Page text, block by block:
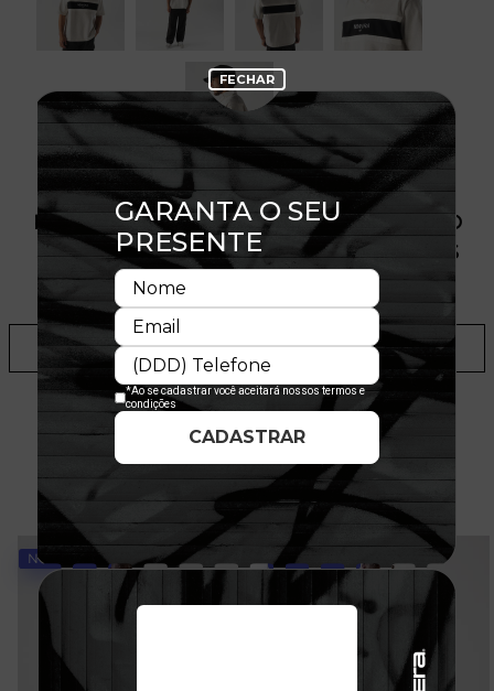
PRODUTO SEM ESTOQUE DÍSPONÍVEL NO
SITE, CONSULTE A DISPONIBILIDADE NAS
ADICIONAR A LISTA DE DESEJOS
TALVEZ VOCÊ GOSTE
NOVIDADE NOVIDADE